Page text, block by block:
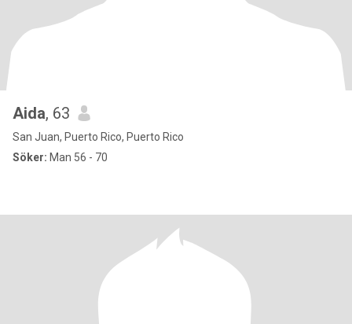
Aida, 63
San Juan, Puerto Rico, Puerto Rico
Söker: Man 56 - 70